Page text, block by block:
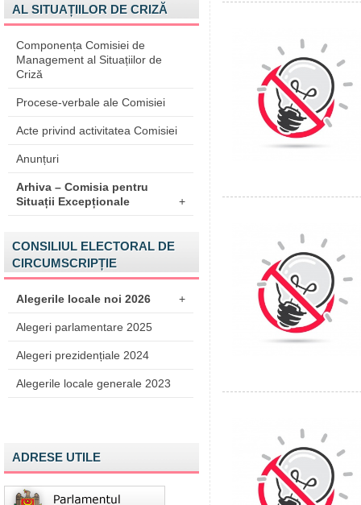
AL SITUAȚIILOR DE CRIZĂ
Componența Comisiei de
Management al Situațiilor de
Criză
Procese-verbale ale Comisiei
Acte privind activitatea Comisiei
Anunțuri
Arhiva – Comisia pentru
Situații Excepționale
+
CONSILIUL ELECTORAL DE
CIRCUMSCRIPȚIE
Alegerile locale noi 2026 +
Alegeri parlamentare 2025
Alegeri prezidențiale 2024
Alegerile locale generale 2023
ADRESE UTILE